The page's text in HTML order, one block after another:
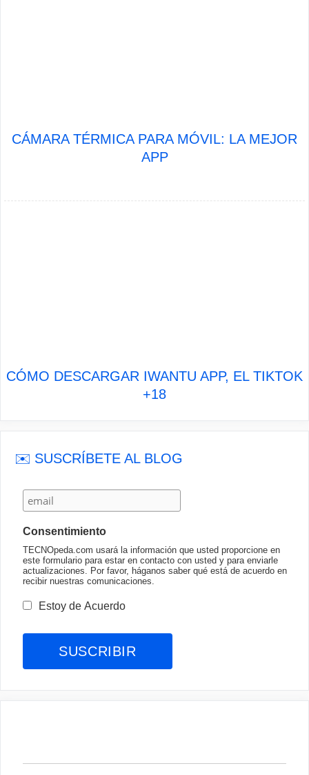
CÁMARA TÉRMICA PARA MÓVIL: LA MEJOR
APP
CÓMO DESCARGAR IWANTU APP, EL TIKTOK
+18
✉️ SUSCRÍBETE AL BLOG
Consentimiento
TECNOpeda.com usará la información que usted proporcione en
este formulario para estar en contacto con usted y para enviarle
actualizaciones. Por favor, háganos saber qué está de acuerdo en
recibir nuestras comunicaciones.
Estoy de Acuerdo